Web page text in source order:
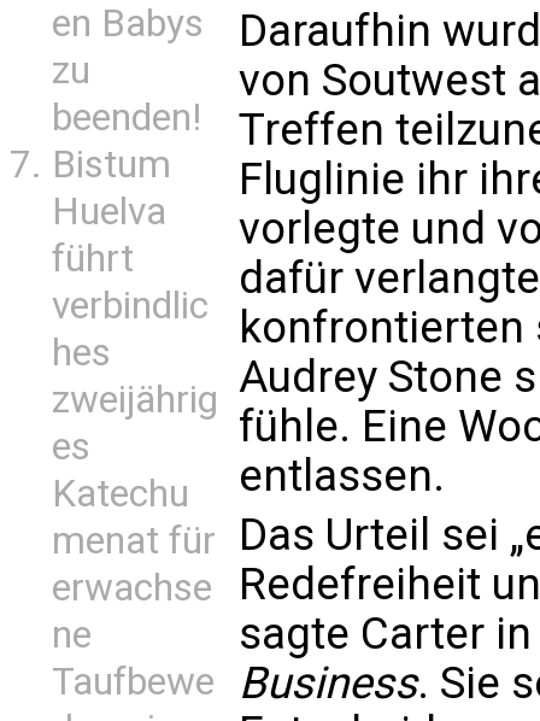
en Babys
zu
beenden!
Bistum
Huelva
führt
verbindlic
hes
zweijährig
es
Katechu
menat für
erwachse
ne
Taufbewe
Daraufhin
von Soutwest
Treffen
Fluglinie ihr
vorlegte und
dafür
konfrontierten
Audrey Stone
fühle. Eine
entlassen.
Das Urteil sei
Redefreiheit
sagte Carter
Business. Sie